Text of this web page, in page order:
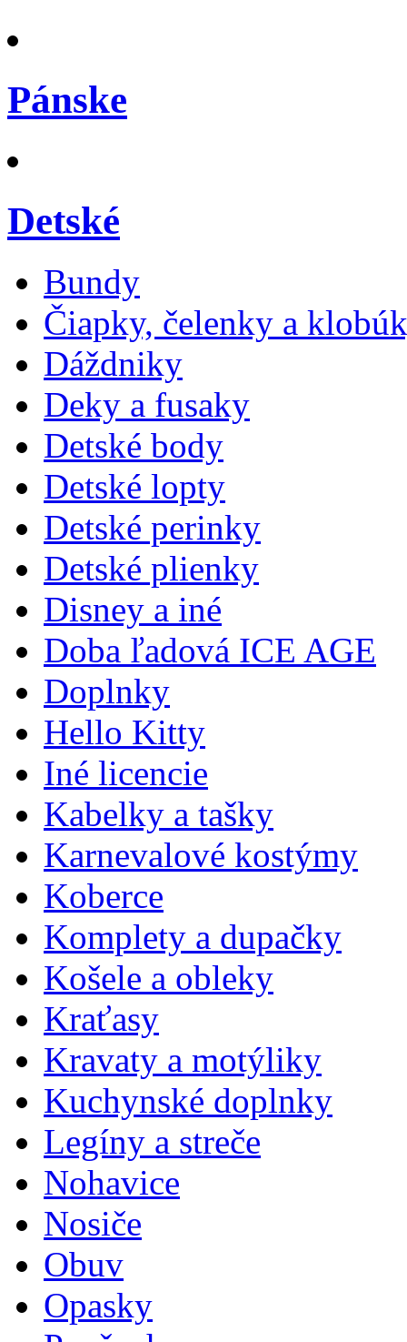
Pánske
Detské
Bundy
Čiapky, čelenky a
Dáždniky
Deky a fusaky
Detské body
Detské lopty
Detské perinky
Detské plienky
Disney a iné
Doba ľadová ICE AGE
Doplnky
Hello Kitty
Iné licencie
Kabelky a tašky
Karnevalové kostýmy
Koberce
Komplety a dupačky
Košele a obleky
Kraťasy
Kravaty a motýliky
Kuchynské doplnky
Legíny a streče
Nohavice
Nosiče
Obuv
Opasky